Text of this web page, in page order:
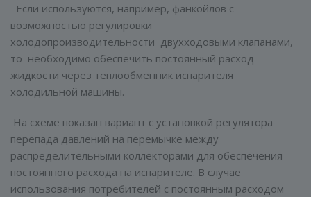
Если используются, например, фанкойлов с
возможностью регулировки
холодопроизводительности двухходовыми клапанами,
то необходимо обеспечить постоянный расход
жидкости через теплообменник испарителя
холодильной машины.
На схеме показан вариант с установкой регулятора
перепада давлений на перемычке между
распределительными коллекторами для обеспечения
постоянного расхода на испарителе. В случае
использования потребителей с постоянным расходом